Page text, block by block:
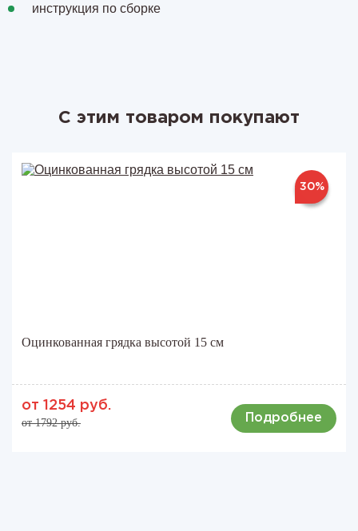
инструкция по сборке
С этим товаром покупают
30%
Оцинкованная грядка высотой 15 см
от 1254 руб.
от 1792 руб. Подробнее